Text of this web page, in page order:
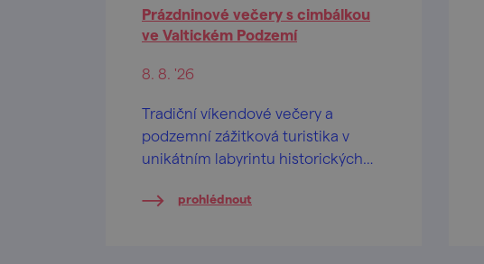
Prázdninové večery s cimbálkou
ve Valtickém Podzemí
8. 8. '26
Tradiční víkendové večery a
podzemní zážitková turistika v
unikátním labyrintu historických
prohlédnout